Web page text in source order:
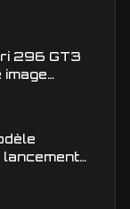
296 GT3
image
lancement